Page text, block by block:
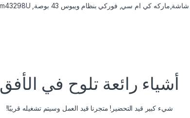
شاشة,ماركه كي ام سي, فوركي بنظام ويبوس 43 بوصة, K22m43298U
أشياء رائعة تلوح في الأفق
شيء كبير قيد التحضير! متجرنا قيد العمل وسيتم تشغيله قريبًا!